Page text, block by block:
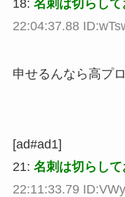
18: 名刺は切らし
22:04:37.88
申せるんなら高プ
[ad#ad1]
21: 名刺は切らし
22:11:33.79